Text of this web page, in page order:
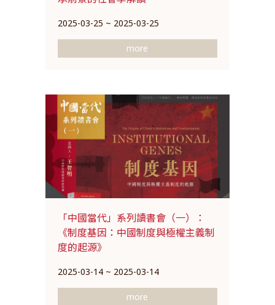
2025-03-25 ~ 2025-03-25
more
「中國當代」系列讀書會（一）：
《制度基因：中國制度與極權主義制
度的起源》
2025-03-14 ~ 2025-03-14
more